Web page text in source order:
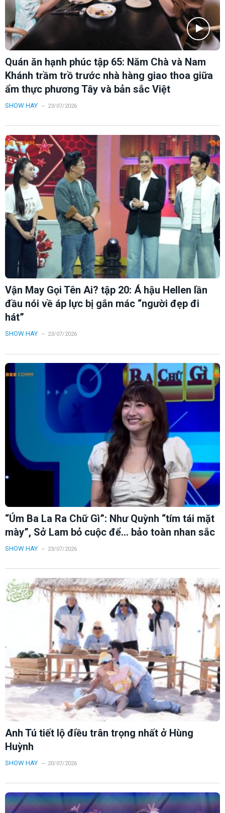
Quán ăn hạnh phúc tập 65: Năm Chà và Nam
Khánh trầm trồ trước nhà hàng giao thoa giữa
ẩm thực phương Tây và bản sắc Việt
SHOW HAY 23/07/2026
Vận May Gọi Tên Ai? tập 20: Á hậu Hellen lần
đầu nói về áp lực bị gắn mác “người đẹp đi
hát”
SHOW HAY 23/07/2026
“Úm Ba La Ra Chữ Gì”: Như Quỳnh “tím tái mặt
mày”, Sở Lam bỏ cuộc để… bảo toàn nhan sắc
SHOW HAY 23/07/2026
Anh Tú tiết lộ điều trân trọng nhất ở Hùng
Huỳnh
SHOW HAY 20/07/2026